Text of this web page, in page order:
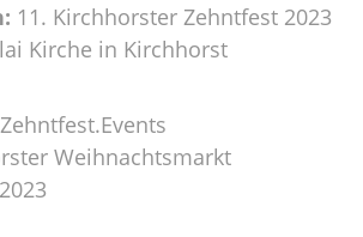
11. Kirchhorster Zehntfest 2023
Kirche in Kirchhorst
Zehntfest.Events
Weihnachtsmarkt